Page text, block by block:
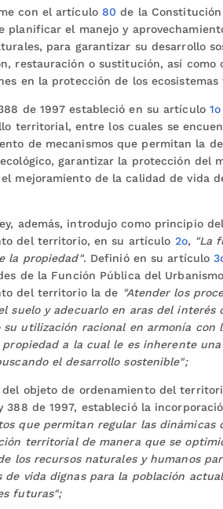
con el artículo 80 de la
planificar el manejo y
para garantizar su desarrollo
restauración o sustitución, así como
en la protección de los
de 1997 estableció en su artículo 1o
territorial, entre los cuales se
de mecanismos que permitan la
garantizar la protección del
mejoramiento de la calidad de vida
además, introdujo como principio
del territorio, en su artículo 2o, "La
la propiedad". Definió en su artículo
de la Función Pública del
del territorio la de "Atender los
suelo y adecuarlo en aras del interés
su utilización racional en armonía con
propiedad a la cual le es inherente
el desarrollo sostenible";
del objeto de ordenamiento del
388 de 1997, estableció la
que permitan regular las dinámicas
territorial de manera que se
los recursos naturales y humanos
de vida dignas para la población
futuras";